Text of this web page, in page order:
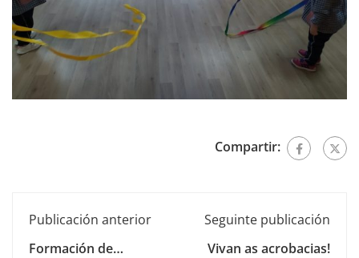
Compartir:
Publicación anterior
Formación de
Seguinte publicación
Vivan as acrobacias!